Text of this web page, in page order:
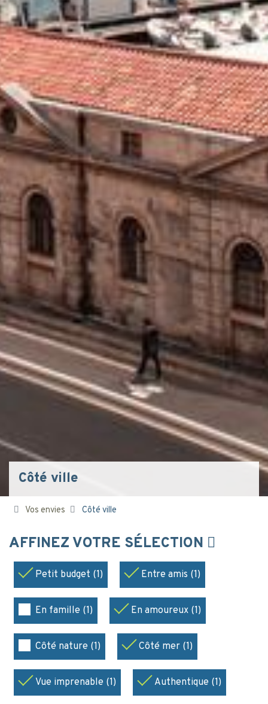
Côté ville
Vos envies Côté ville
AFFINEZ VOTRE SÉLECTION
Petit budget (1) Entre amis (1)
En famille (1) En amoureux (1)
Côté nature (1) Côté mer (1)
Vue imprenable (1) Authentique (1)